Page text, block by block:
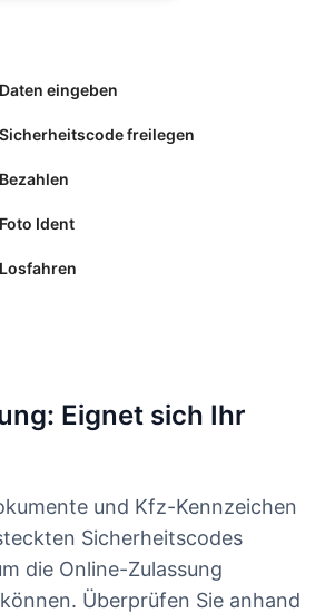
Daten eingeben
Sicherheitscode freilegen
Bezahlen
Foto Ident
Losfahren
Eignet sich Ihr
und Kfz-Kennzeichen
Sicherheitscodes
die Online-Zulassung
Überprüfen Sie anhand